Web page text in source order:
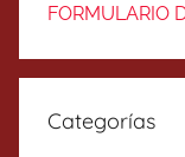
FORMULARIO
Categorías